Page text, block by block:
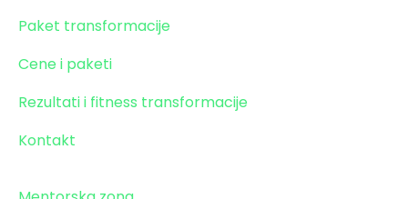
Paket transformacije
Cene i paketi
Rezultati i fitness transformacije
Kontakt